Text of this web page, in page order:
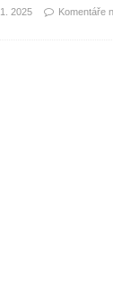
2025 Komentáře